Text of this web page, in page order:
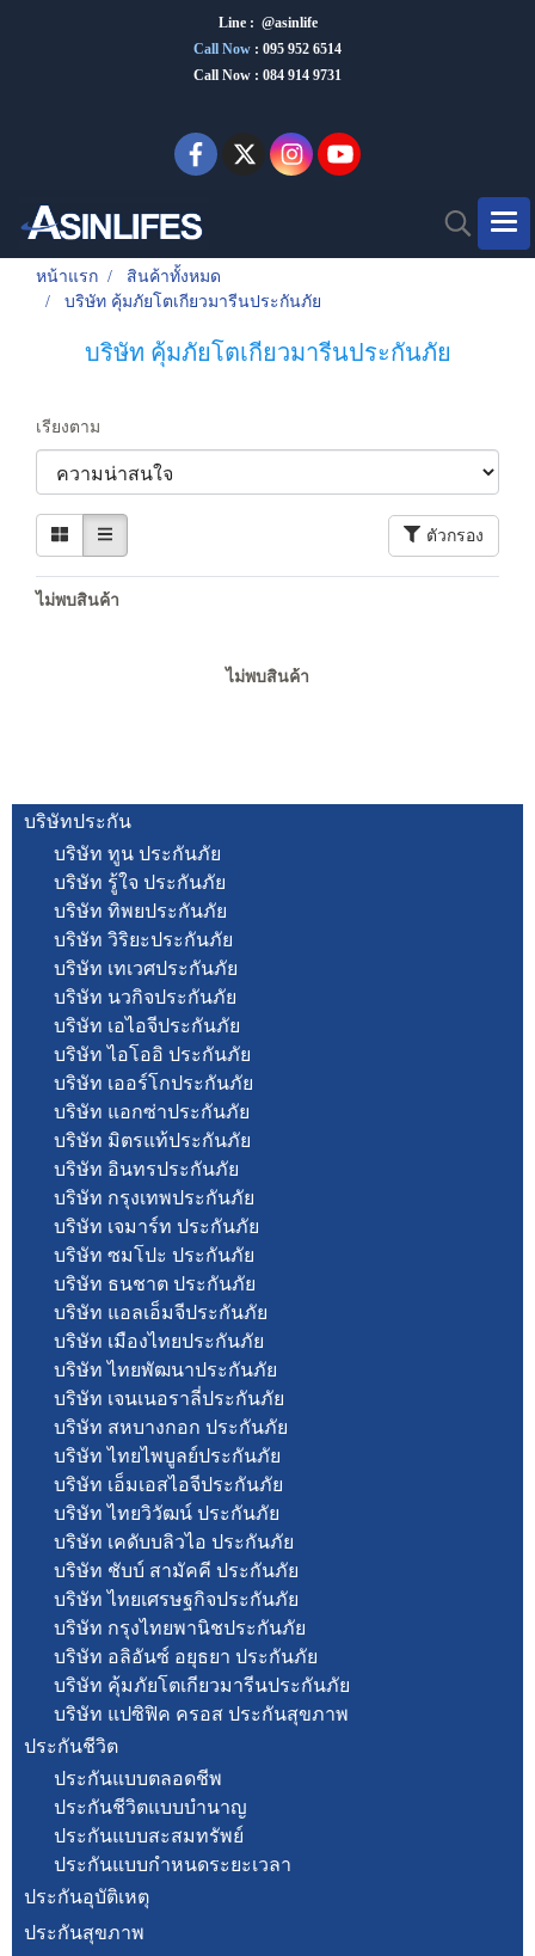
Line : @asinlife
Call Now : 095 952 6514
Call Now : 084 914 9731
หน้าแรก
สินค้าทั้งหมด
บริษัท คุ้มภัยโตเกียวมารีนประกันภัย
บริษัท คุ้มภัยโตเกียวมารีนประกันภัย
เรียงตาม
ตัวกรอง
ไม่พบสินค้า
ไม่พบสินค้า
บริษัทประกัน
บริษัท ทูน ประกันภัย
บริษัท รู้ใจ ประกันภัย
บริษัท ทิพยประกันภัย
บริษัท วิริยะประกันภัย
บริษัท เทเวศประกันภัย
บริษัท นวกิจประกันภัย
บริษัท เอไอจีประกันภัย
บริษัท ไอโออิ ประกันภัย
บริษัท เออร์โกประกันภัย
บริษัท แอกซ่าประกันภัย
บริษัท มิตรแท้ประกันภัย
บริษัท อินทรประกันภัย
บริษัท กรุงเทพประกันภัย
บริษัท เจมาร์ท ประกันภัย
บริษัท ซมโปะ ประกันภัย
บริษัท ธนชาต ประกันภัย
บริษัท แอลเอ็มจีประกันภัย
บริษัท เมืองไทยประกันภัย
บริษัท ไทยพัฒนาประกันภัย
บริษัท เจนเนอราลี่ประกันภัย
บริษัท สหบางกอก ประกันภัย
บริษัท ไทยไพบูลย์ประกันภัย
บริษัท เอ็มเอสไอจีประกันภัย
บริษัท ไทยวิวัฒน์ ประกันภัย
บริษัท เคดับบลิวไอ ประกันภัย
บริษัท ชับบ์ สามัคคี ประกันภัย
บริษัท ไทยเศรษฐกิจประกันภัย
บริษัท กรุงไทยพานิชประกันภัย
บริษัท อลิอันซ์ อยุธยา ประกันภัย
บริษัท คุ้มภัยโตเกียวมารีนประกันภัย
บริษัท แปซิฟิค ครอส ประกันสุขภาพ
ประกันชีวิต
ประกันแบบตลอดชีพ
ประกันชีวิตแบบบำนาญ
ประกันแบบสะสมทรัพย์
ประกันแบบกำหนดระยะเวลา
ประกันอุบัติเหตุ
ประกันสุขภาพ